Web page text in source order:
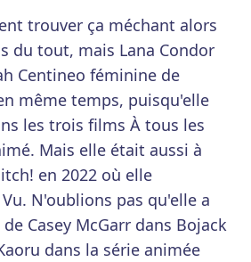
trouver ça méchant alors
du tout, mais Lana Condor
Centineo féminine de
même temps, puisqu'elle
les trois films À tous les
Mais elle était aussi à
en 2022 où elle
N'oublions pas qu'elle a
Casey McGarr dans Bojack
dans la série animée